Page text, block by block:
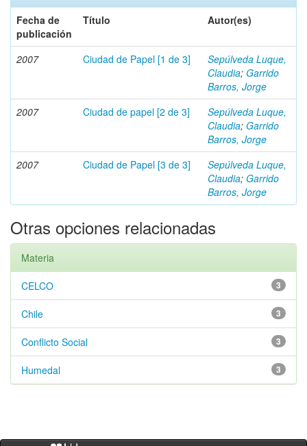
Fecha de
publicación
Título Autor(es)
2007 Ciudad de Papel [1 de 3]
Sepúlveda Luque,
Claudia; Garrido
Barros, Jorge
2007
Ciudad de papel [2 de 3]
Sepúlveda Luque,
Claudia; Garrido
Barros, Jorge
2007
Ciudad de Papel [3 de 3]
Sepúlveda Luque,
Claudia; Garrido
Barros, Jorge
Otras opciones relacionadas
Materia
3
CELCO
3
Chile
3
Conflicto Social
3
Humedal